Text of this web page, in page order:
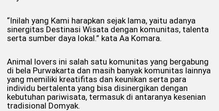
“Inilah yang Kami harapkan sejak lama, yaitu adanya
sinergitas Destinasi Wisata dengan komunitas, talenta
serta sumber daya lokal.” kata Aa Komara.
Animal lovers ini salah satu komunitas yang bergabung
di bela Purwakarta dan masih banyak komunitas lainnya
yang memiliki kreatifitas dan keunikan serta para
individu bertalenta yang bisa disinergikan dengan
kebutuhan pariwisata, termasuk di antaranya kesenian
tradisional Domyak.